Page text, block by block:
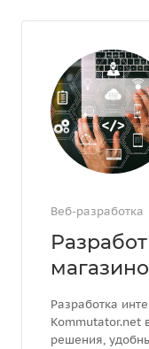
Веб-разработка
Разработка
Kommutator.net
решения,